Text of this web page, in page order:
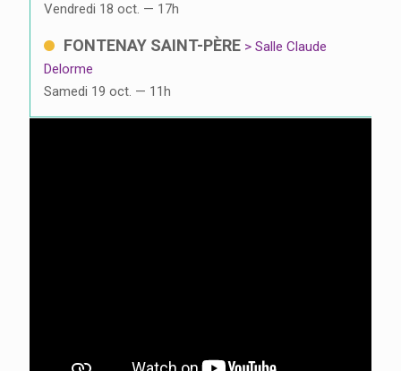
Vendredi 18 oct. — 17h
FONTENAY SAINT-PÈRE > Salle Claude
Delorme
Samedi 19 oct. — 11h